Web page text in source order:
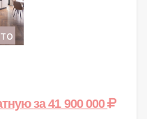
за 41 900 000